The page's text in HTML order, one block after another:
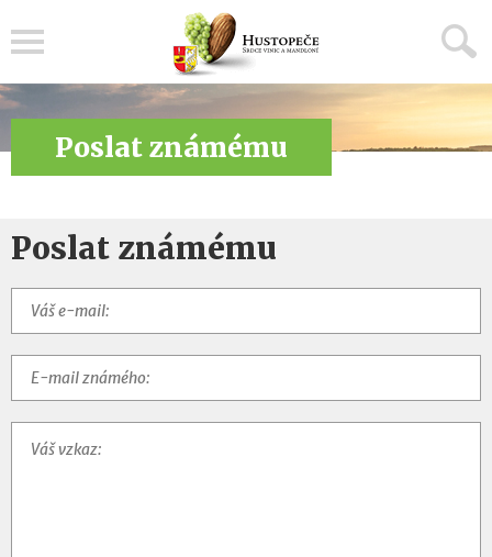
Poslat známému
Poslat známému